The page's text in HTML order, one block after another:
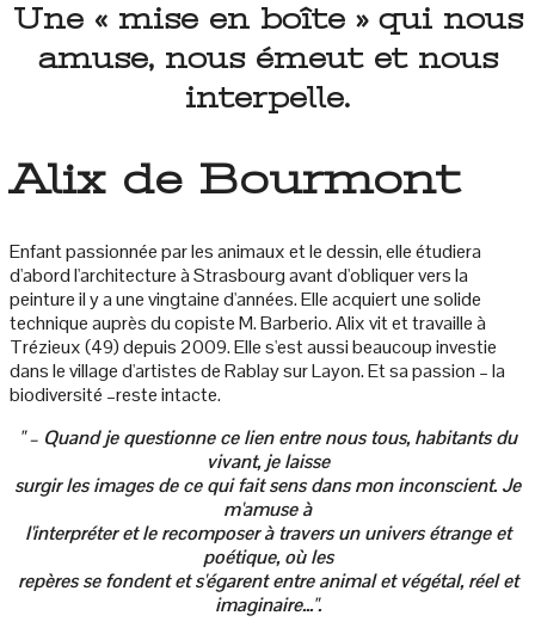
Une « mise en boîte » qui nous
amuse, nous émeut et nous
interpelle.
Alix de Bourmont
Enfant passionnée par les animaux et le dessin, elle étudiera
d'abord l'architecture à Strasbourg avant d'obliquer vers la
peinture il y a une vingtaine d'années. Elle acquiert une solide
technique auprès du copiste M. Barberio. Alix vit et travaille à
Trézieux (49) depuis 2009. Elle s'est aussi beaucoup investie
dans le village d'artistes de Rablay sur Layon. Et sa passion – la
biodiversité –reste intacte.
" – Quand je questionne ce lien entre nous tous, habitants du
vivant, je laisse
surgir les images de ce qui fait sens dans mon inconscient. Je
m'amuse à
l'interpréter et le recomposer à travers un univers étrange et
poétique, où les
repères se fondent et s'égarent entre animal et végétal, réel et
imaginaire...".